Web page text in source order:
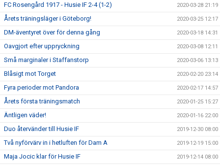
FC Rosengård 1917 - Husie IF 2-4 (1-2) 2020-03-28 21:19
Årets träningsläger i Göteborg! 2020-03-25 12:17
DM-äventyret över för denna gång 2020-03-18 14:31
Oavgjort efter uppryckning 2020-03-08 12:11
Små marginaler i Staffanstorp 2020-03-06 13:13
Blåsigt mot Torget 2020-02-20 23:14
Fyra perioder mot Pandora 2020-02-17 14:57
Årets första träningsmatch 2020-01-25 15:27
Äntligen väder! 2020-01-16 22:00
Duo återvänder till Husie IF 2019-12-30 08:00
Två nyförvärv in i hetluften för Dam A 2019-12-19 15:00
Maja Jocic klar för Husie IF 2019-12-14 08:00